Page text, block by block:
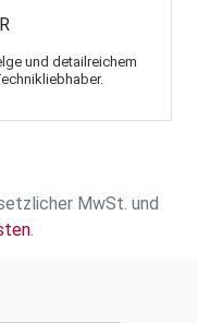
und detailreichem
MwSt. und
.